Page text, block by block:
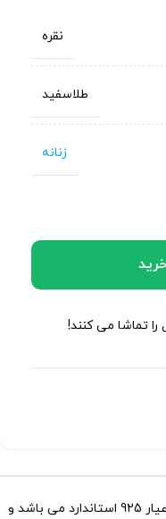
نقره
طلاسفید
زنانه
تماشا می کنند!
عیار 925 استاندارد می باشد و